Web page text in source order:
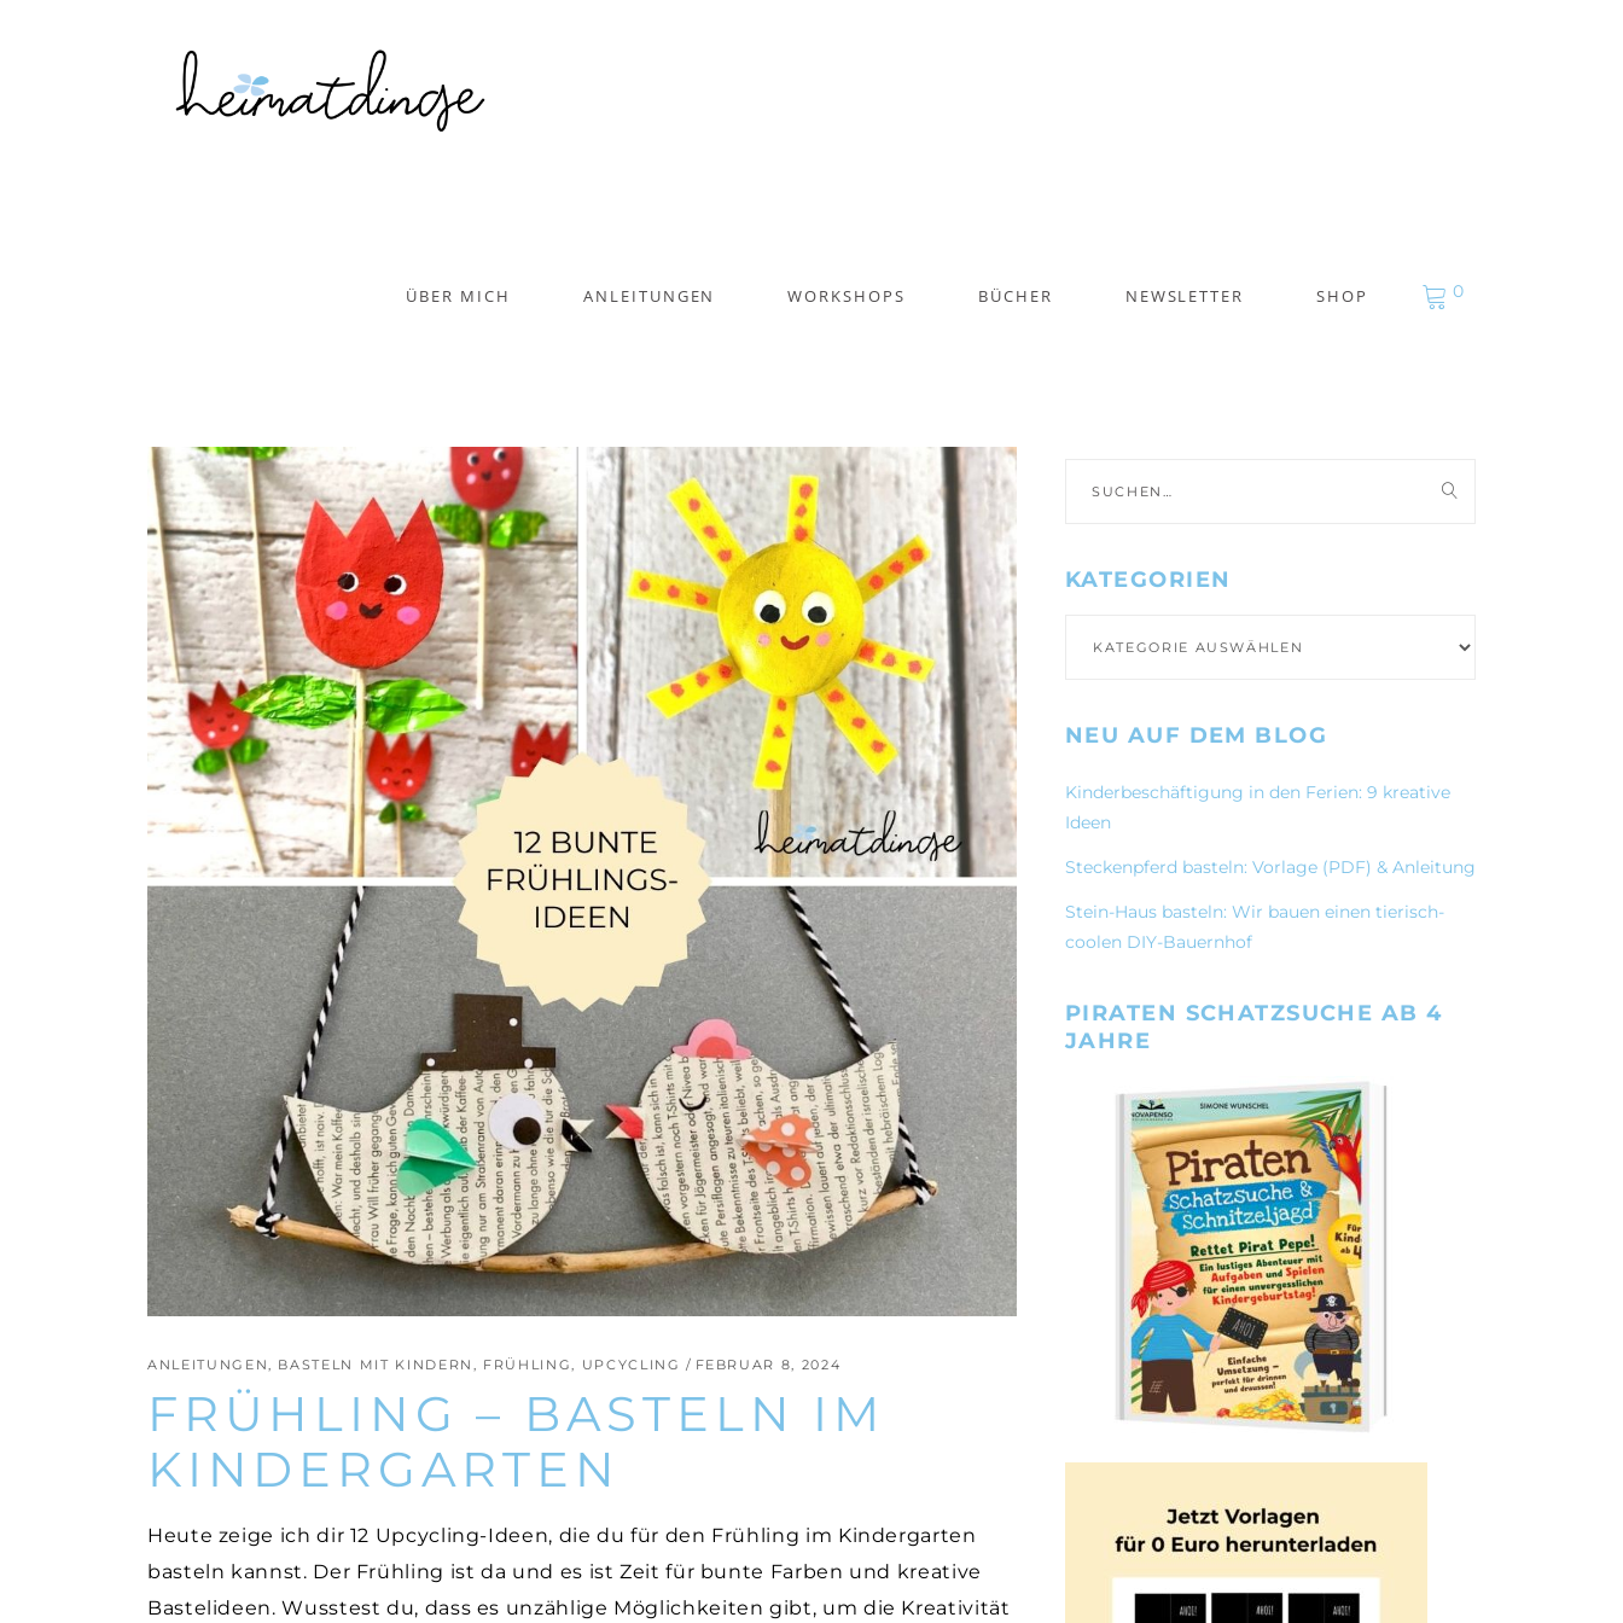
ÜBER MICH ANLEITUNGEN WORKSHOPS BÜCHER NEWSLETTER SHOP 0
ANLEITUNGEN, BASTELN MIT KINDERN , FRÜHLING, UPCYCLING FEBRUAR 8, 2024
FRÜHLING – BASTELN IM
KINDERGARTEN
Heute zeige ich dir 12 Upcycling-Ideen, die du für den Frühling im Kindergarten
basteln kannst. Der Frühling ist da und es ist Zeit für bunte Farben und kreative
Bastelideen. Wusstest du, dass es unzählige Möglichkeiten gibt, um die Kreativität
nach:
KATEGORIEN
NEU AUF DEM BLOG
Kinderbeschäftigung in den Ferien: 9 kreative
Ideen
Steckenpferd basteln: Vorlage (PDF) & Anleitung
Stein-Haus basteln: Wir bauen einen tierisch-
coolen DIY-Bauernhof
PIRATEN SCHATZSUCHE AB 4
JAHRE